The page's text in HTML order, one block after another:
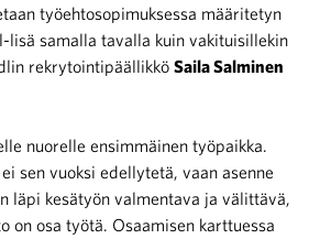
työehtosopimuksessa määritetyn
lisä samalla tavalla kuin vakituisillekin
rekrytointipäällikkö Saila Salminen
nuorelle ensimmäinen työpaikka.
sen vuoksi edellytetä, vaan asenne
läpi kesätyön valmentava ja välittävä,
on osa työtä. Osaamisen karttuessa